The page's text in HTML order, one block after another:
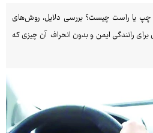
یا راست چیست؟ بررسی دلایل، روش‌های
رانندگی ایمن و بدون انحراف آن چیزی که